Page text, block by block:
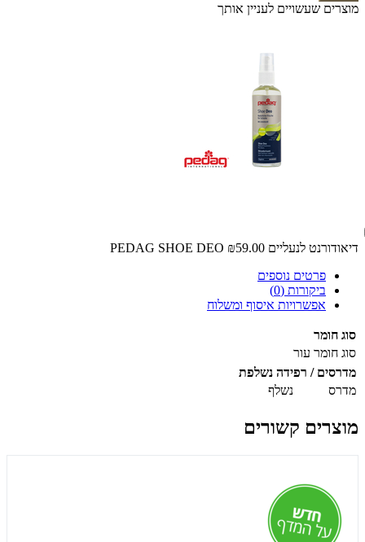
מוצרים שעשויים לעניין אותך
דיאודורנט לנעליים PEDAG SHOE DEO ₪59.00
פרטים נוספים
ביקורות (0)
אפשרויות איסוף ומשלוח
סוג חומר
סוג חומר עור
מדרסים / רפידה נשלפת
מדרס
נשלף
מוצרים קשורים